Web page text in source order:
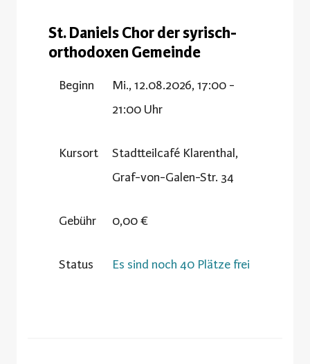
St. Daniels Chor der syrisch-
orthodoxen Gemeinde
Beginn
Mi., 12.08.2026, 17:00 -
21:00 Uhr
Kursort
Stadtteilcafé Klarenthal,
Graf-von-Galen-Str. 34
Gebühr 0,00 €
Status Es sind noch 40 Plätze frei